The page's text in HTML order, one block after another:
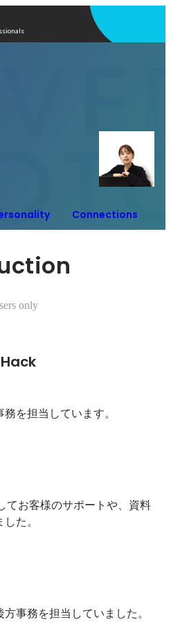
Connections
only
を担当しています。
てお客様のサポートや、資料
た。
事務を担当していました。